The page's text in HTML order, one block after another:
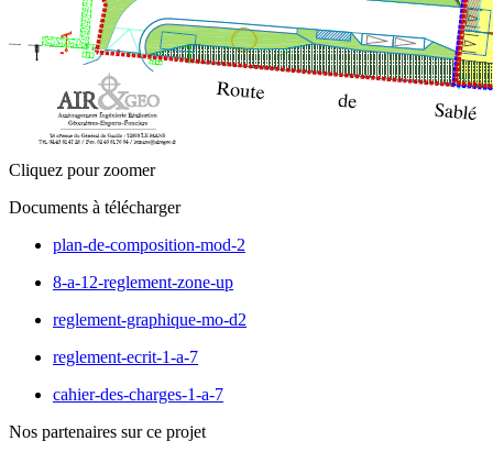
Cliquez pour zoomer
Documents à télécharger
plan-de-composition-mod-2
8-a-12-reglement-zone-up
reglement-graphique-mo-d2
reglement-ecrit-1-a-7
cahier-des-charges-1-a-7
Nos partenaires sur ce projet